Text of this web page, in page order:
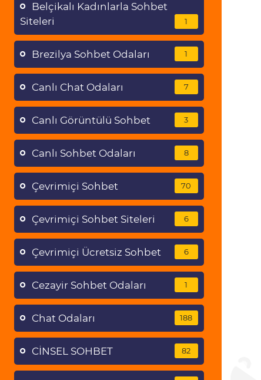
Belçikalı Kadınlarla Sohbet
Siteleri
1
Brezilya Sohbet Odaları 1
Canlı Chat Odaları 7
Canlı Görüntülü Sohbet 3
Canlı Sohbet Odaları 8
Çevrimiçi Sohbet 70
Çevrimiçi Sohbet Siteleri 6
Çevrimiçi Ücretsiz Sohbet 6
Cezayir Sohbet Odaları 1
Chat Odaları 188
CİNSEL SOHBET 82